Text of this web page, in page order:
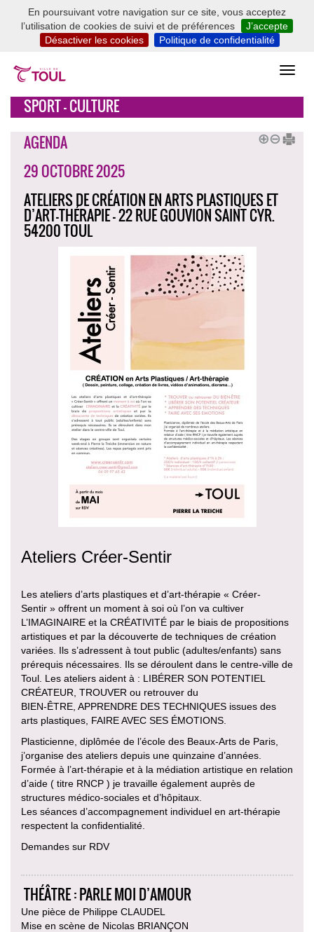
En poursuivant votre navigation sur ce site, vous acceptez
l’utilisation de cookies de suivi et de préférences
J’accepte
Désactiver les cookies
Politique de confidentialité
SPORT - CULTURE
AGENDA
29 OCTOBRE 2025
ATELIERS DE CRÉATION EN ARTS PLASTIQUES ET
D’ART-THÉRAPIE - 22 RUE GOUVION SAINT CYR.
54200 TOUL
Ateliers Créer-Sentir
Les ateliers d’arts plastiques et d’art-thérapie « Créer-
Sentir » offrent un moment à soi où l’on va cultiver
L’IMAGINAIRE et la CRÉATIVITÉ par le biais de propositions
artistiques et par la découverte de techniques de création
variées. Ils s’adressent à tout public (adultes/enfants) sans
prérequis nécessaires. Ils se déroulent dans le centre-ville de
Toul. Les ateliers aident à : LIBÉRER SON POTENTIEL
CRÉATEUR, TROUVER ou retrouver du
BIEN-ÊTRE, APPRENDRE DES TECHNIQUES issues des
arts plastiques, FAIRE AVEC SES ÉMOTIONS.
Plasticienne, diplômée de l’école des Beaux-Arts de Paris,
j’organise des ateliers depuis une quinzaine d’années.
Formée à l’art-thérapie et à la médiation artistique en relation
d’aide ( titre RNCP ) je travaille également auprès de
structures médico-sociales et d’hôpitaux.
Les séances d’accompagnement individuel en art-thérapie
respectent la confidentialité.
Demandes sur RDV
THÉÂTRE : PARLE MOI D’AMOUR
Une pièce de Philippe CLAUDEL
Mise en scène de Nicolas BRIANÇON